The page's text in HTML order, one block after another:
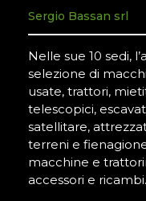
Sergio Bassan srl
Nelle sue 10 sedi,
selezione di
usate, trattori,
telescopici,
satellitare,
terreni e
macchine e
accessori e ricambi.